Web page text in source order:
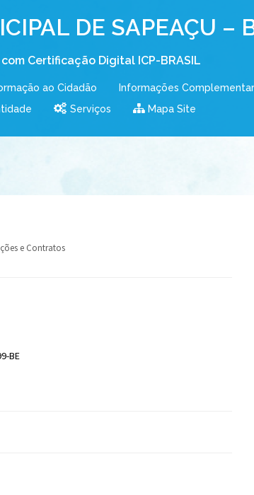
DE SAPEAÇU –
Certificação Digital ICP-BRASIL
ao Cidadão Informações
Serviços Mapa Site
e Contratos
BE